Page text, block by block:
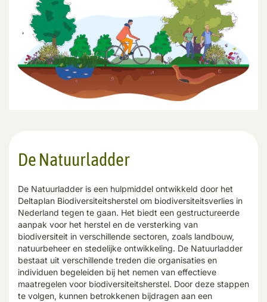
De Natuurladder
De Natuurladder is een hulpmiddel ontwikkeld door het
Deltaplan Biodiversiteitsherstel om biodiversiteitsverlies in
Nederland tegen te gaan. Het biedt een gestructureerde
aanpak voor het herstel en de versterking van
biodiversiteit in verschillende sectoren, zoals landbouw,
natuurbeheer en stedelijke ontwikkeling. De Natuurladder
bestaat uit verschillende treden die organisaties en
individuen begeleiden bij het nemen van effectieve
maatregelen voor biodiversiteitsherstel. Door deze stappen
te volgen, kunnen betrokkenen bijdragen aan een